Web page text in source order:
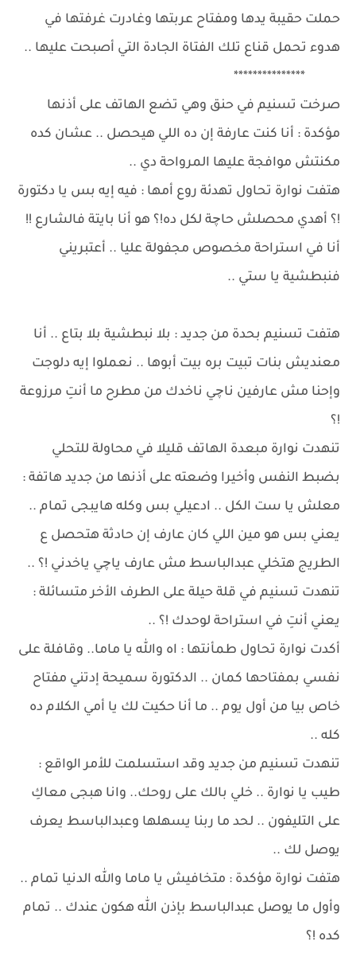
حملت حقيبة يدها ومفتاح عربتها وغادرت غرفتها في
هدوء تحمل قناع تلك الفتاة الجادة التي أصبحت عليها ..
***************
صرخت تسنيم في حنق وهي تضع الهاتف على أذنها
مؤكدة : أنا كنت عارفة إن ده اللي هيحصل .. عشان كده
مكنتش موافجة عليها المرواحة دي ..
هتفت نوارة تحاول تهدئة روع أمها : فيه إيه بس يا دكتورة
!؟ أهدي محصلش حاچة لكل ده!؟ هو أنا بايتة فالشارع !!
أنا في استراحة مخصوص مجفولة عليا .. أعتبريني
فنبطشية يا ستي ..
هتفت تسنيم بحدة من جديد : بلا نبطشية بلا بتاع .. أنا
معنديش بنات تبيت بره بيت أبوها .. نعملوا إيه دلوجت
وإحنا مش عارفين ناچي ناخدك من مطرح ما أنتِ مرزوعة
!؟
تنهدت نوارة مبعدة الهاتف قليلا في محاولة للتحلي
بضبط النفس وأخيرا وضعته على أذنها من جديد هاتفة :
معلش يا ست الكل .. ادعيلي بس وكله هايبجى تمام ..
يعني بس هو مين اللي كان عارف إن حادثة هتحصل ع
الطريج هتخلي عبدالباسط مش عارف ياچي ياخدني !؟ ..
تنهدت تسنيم في قلة حيلة على الطرف الأخر متسائلة :
يعني أنتِ في استراحة لوحدك !؟ ..
أكدت نوارة تحاول طمأنتها : اه والله يا ماما.. وقافلة على
نفسي بمفتاحها كمان .. الدكتورة سميحة إدتني مفتاح
خاص بيا من أول يوم .. ما أنا حكيت لك يا أمي الكلام ده
كله ..
تنهدت تسنيم من جديد وقد استسلمت للأمر الواقع :
طيب يا نوارة .. خلي بالك على روحك.. وانا هبجى معاكِ
على التليفون .. لحد ما ربنا يسهلها وعبدالباسط يعرف
يوصل لك ..
هتفت نوارة مؤكدة : متخافيش يا ماما والله الدنيا تمام ..
وأول ما يوصل عبدالباسط بإذن الله هكون عندك .. تمام
كده !؟